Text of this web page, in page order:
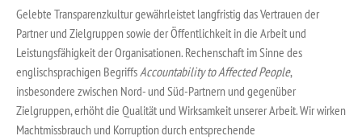
Gelebte Transparenzkultur gewährleistet langfristig das Vertrauen der
Partner und Zielgruppen sowie der Öffentlichkeit in die Arbeit und
Leistungsfähigkeit der Organisationen. Rechenschaft im Sinne des
englischsprachigen BegriffsAccountability to Affected People,
insbesondere zwischen Nord- und Süd-Partnern und gegenüber
Zielgruppen, erhöht die Qualität und Wirksamkeit unserer Arbeit. Wir wirken
Machtmissbrauch und Korruption durch entsprechende